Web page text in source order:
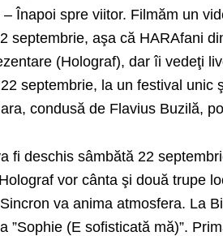
Înapoi spre viitor. Filmăm un
septembrie, aşa că HARAfani
(Holograf), dar îi vedeţi
septembrie, la un festival unic
condusă de Flavius Buzilă,
fi deschis sâmbătă 22
vor cânta şi două trupe
va anima atmosfera. La
”Sophie (E sofisticată mă)”.